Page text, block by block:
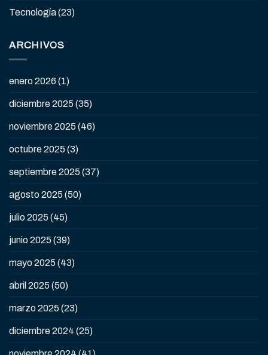
Tecnología(23)
ARCHIVOS
enero 2026 (1)
diciembre 2025 (35)
noviembre 2025 (46)
octubre 2025 (3)
septiembre 2025 (37)
agosto 2025 (50)
julio 2025 (45)
junio 2025 (39)
mayo 2025 (43)
abril 2025 (50)
marzo 2025 (23)
diciembre 2024 (25)